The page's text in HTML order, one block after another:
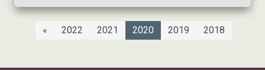
« 2022 2021 2020 2019 2018